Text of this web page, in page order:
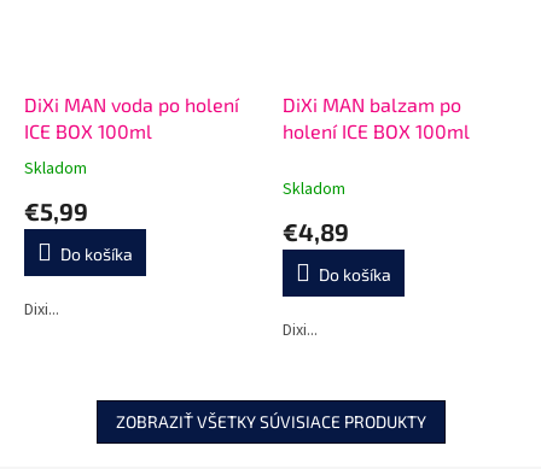
DiXi MAN voda po holení
ICE BOX 100ml
Priemerné
produktu
5,0
5
Skladom
€5,99
Do košíka
Dixi...
DiXi MAN balzam po
holení ICE BOX 100ml
Skladom
€4,89
Do košíka
Dixi...
ZOBRAZIŤ VŠETKY SÚVISIACE PRODUKTY